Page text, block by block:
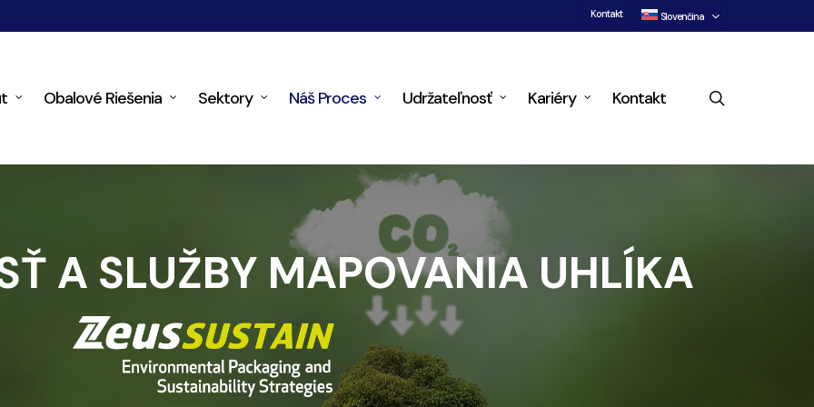
Kontakt Slovenčina
Obalové Riešenia Sektory Náš Proces Udržateľnosť Kariéry Kontakt
A SLUŽBY MAPOVANIA UHLÍKA